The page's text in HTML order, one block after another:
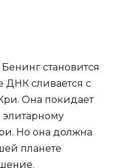
становится
ДНК сливается с
Она покидает
Но она должна
планете